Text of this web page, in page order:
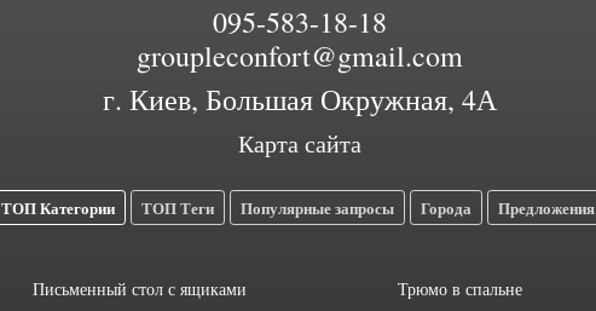
095-583-18-18
groupleconfort@gmail.com
г. Киев, Большая Окружная, 4А
Карта сайта
ТОП Категории ТОП Теги Популярные запросы Города Предложения
Письменный стол с ящиками Трюмо в спальне